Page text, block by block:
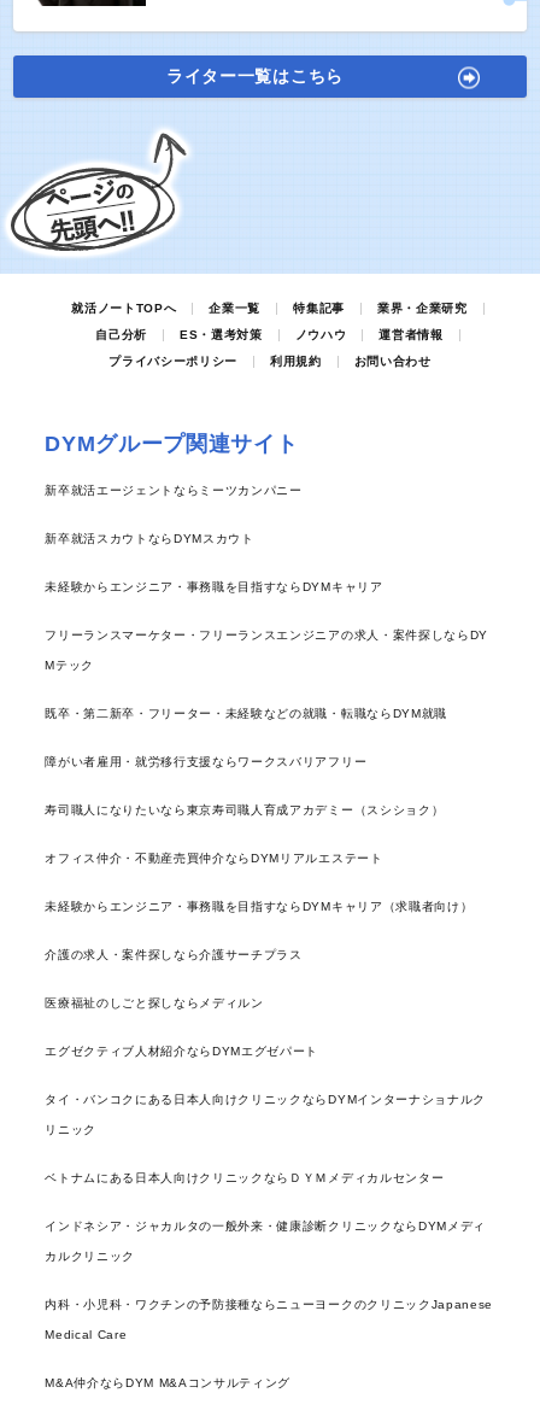
ライター一覧はこちら
就活ノートTOPへ 企業一覧 特集記事
業界・企業研究
自己分析
ES・選考対策 ノウハウ
運営者情報
プライバシーポリシー
利用規約 お問い合わせ
DYMグループ関連サイト
新卒就活エージェントならミーツカンパニー
新卒就活スカウトならDYMスカウト
未経験からエンジニア・事務職を目指すならDYMキャリア
フリーランスマーケター・フリーランスエンジニアの求人・案件探しならDY
Mテック
既卒・第二新卒・フリーター・未経験などの就職・転職ならDYM就職
障がい者雇用・就労移行支援ならワークスバリアフリー
寿司職人になりたいなら東京寿司職人育成アカデミー（スシショク）
オフィス仲介・不動産売買仲介ならDYMリアルエステート
未経験からエンジニア・事務職を目指すならDYMキャリア（求職者向け）
介護の求人・案件探しなら介護サーチプラス
医療福祉のしごと探しならメディルン
エグゼクティブ人材紹介ならDYMエグゼパート
タイ・バンコクにある日本人向けクリニックならDYMインターナショナルク
リニック
ベトナムにある日本人向けクリニックならＤＹＭメディカルセンター
インドネシア・ジャカルタの一般外来・健康診断クリニックならDYMメディ
カルクリニック
内科・小児科・ワクチンの予防接種ならニューヨークのクリニックJapanese
Medical Care
M&A仲介ならDYM M&Aコンサルティング